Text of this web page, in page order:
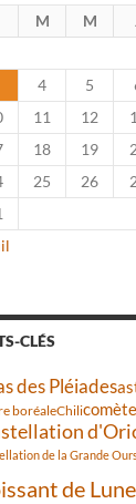
M M
4 5
11 12
18 19
25 26
CLÉS
des Pléiades
boréaleChilicomète
de la Grande
de Lune